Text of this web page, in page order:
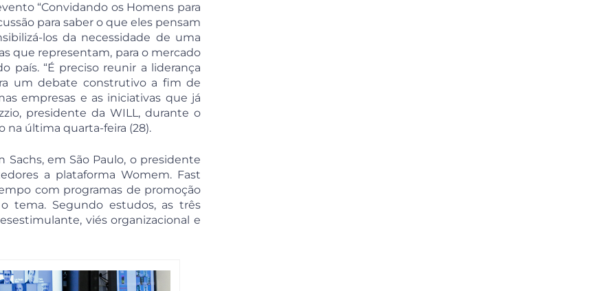
“Convidando os Homens para
para saber o que eles pensam
los da necessidade de uma
que representam, para o mercado
país. “É preciso reunir a liderança
um debate construtivo a fim de
empresas e as iniciativas que já
presidente da WILL, durante o
na última quarta-feira (28).
em São Paulo, o presidente
a plataforma Womem. Fast
com programas de promoção
tema. Segundo estudos, as três
viés organizacional e